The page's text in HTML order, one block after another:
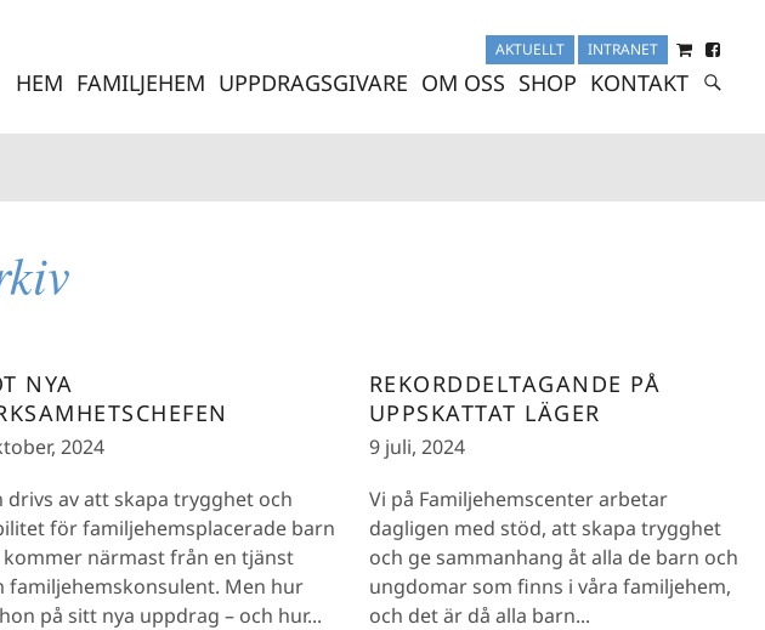
AKTUELLT INTRANET
HEM FAMILJEHEM UPPDRAGSGIVARE OM OSS SHOP KONTAKT
NYA
2024
drivs av att skapa trygghet och
för familjehemsplacerade barn
kommer närmast från en tjänst
familjehemskonsulent. Men hur
på sitt nya uppdrag – och hur...
REKORDDELTAGANDE PÅ
UPPSKATTAT LÄGER
9 juli, 2024
Vi på Familjehemscenter arbetar
dagligen med stöd, att skapa trygghet
och ge sammanhang åt alla de barn och
ungdomar som finns i våra familjehem,
och det är då alla barn...